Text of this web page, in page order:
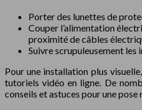
Porter des lunettes de
Couper l’alimentation
proximité de câbles
Suivre scrupuleusement
Pour une installation plus
tutoriels vidéo en ligne. De
conseils et astuces pour une pose